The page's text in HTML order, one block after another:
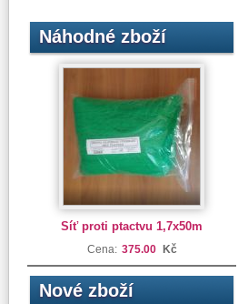
Náhodné zboží
Síť proti ptactvu 1,7x50m
Cena: 375.00 Kč
Nové zboží